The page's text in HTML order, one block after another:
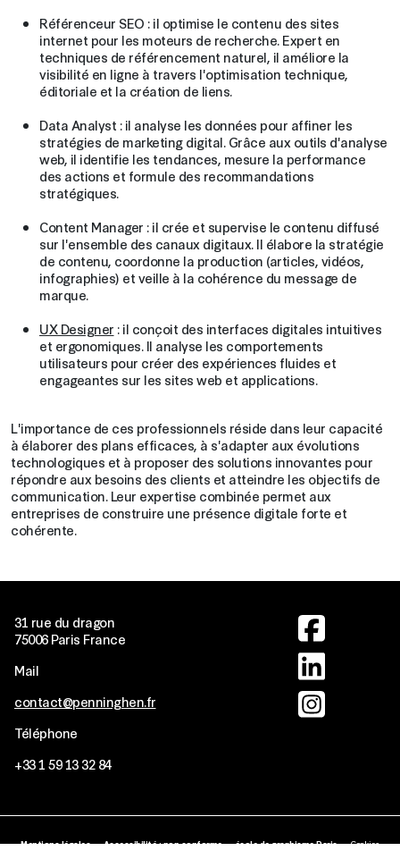
Référenceur SEO : il optimise le contenu des sites
internet pour les moteurs de recherche. Expert en
techniques de référencement naturel, il améliore la
visibilité en ligne à travers l'optimisation technique,
éditoriale et la création de liens.
Data Analyst : il analyse les données pour affiner les
stratégies de marketing digital. Grâce aux outils d'analyse
web, il identifie les tendances, mesure la performance
des actions et formule des recommandations
stratégiques.
Content Manager : il crée et supervise le contenu diffusé
sur l'ensemble des canaux digitaux. Il élabore la stratégie
de contenu, coordonne la production (articles, vidéos,
infographies) et veille à la cohérence du message de
marque.
UX Designer : il conçoit des interfaces digitales intuitives
et ergonomiques. Il analyse les comportements
utilisateurs pour créer des expériences fluides et
engageantes sur les sites web et applications.
L'importance de ces professionnels réside dans leur capacité
à élaborer des plans efficaces, à s'adapter aux évolutions
technologiques et à proposer des solutions innovantes pour
répondre aux besoins des clients et atteindre les objectifs de
communication. Leur expertise combinée permet aux
entreprises de construire une présence digitale forte et
cohérente.
31 rue du dragon
75006 Paris France
Mail
contact@penninghen.fr
Téléphone
+331 59 13 32 84
Image
Image
Image
MENTIONS
Mentions légales Accessibilité : non conforme école de graphisme Paris
Cookies